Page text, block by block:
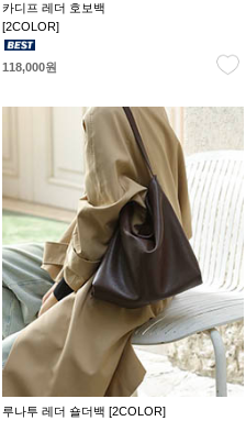
카디프 레더 호보백
[2COLOR]
118,000원
루나투 레더 숄더백 [2COLOR]